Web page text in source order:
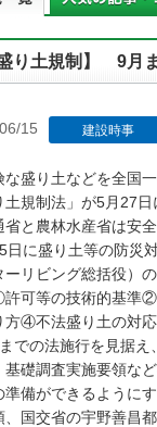
盛り土規制】 9月
15 建設時事
盛り土などを全国
土規制法」が5月27
省と農林水産省は安
日に盛り土等の防災
ーリビング総括役）
可等の技術的基準
方④不法盛り土の対
での法施行を見据
基礎調査実施要領な
準備ができるようにす
国交省の宇野善昌